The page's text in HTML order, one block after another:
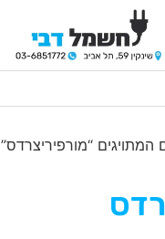
המתויגים “מורפיריצרדס”